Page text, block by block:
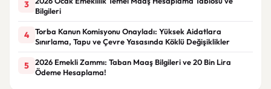
3
Bilgileri
4
Torba Kanun Komisyonu Onayladı: Yüksek Aidatlara
Sınırlama, Tapu ve Çevre Yasasında Köklü Değişiklikler
5
2026 Emekli Zammı: Taban Maaş Bilgileri ve 20 Bin Lira
Ödeme Hesaplama!